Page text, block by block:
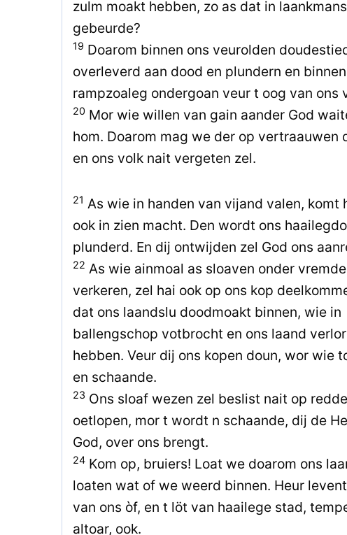
zulm moakt hebben, zo as dat in
gebeurde?
19 Doarom binnen ons veurolden
overleverd aan dood en plundern en
rampzoaleg ondergoan veur t oog van ons
20 Mor wie willen van gain aander God
hom. Doarom mag we der op vertraauwen
en ons volk nait vergeten zel.
21 As wie in handen van vijand valen, komt
ook in zien macht. Den wordt ons
plunderd. En dij ontwijden zel God ons
22 As wie ainmoal as sloaven onder
verkeren, zel hai ook op ons kop
dat ons laandslu doodmoakt binnen, wie in
ballengschop votbrocht en ons laand
hebben. Veur dij ons kopen doun, wor wie
en schaande.
23 Ons sloaf wezen zel beslist nait op
oetlopen, mor t wordt n schaande, dij de
God, over ons brengt.
24 Kom op, bruiers! Loat we doarom ons
loaten wat of we weerd binnen. Heur
van ons òf, en t löt van haailege stad,
altoar, ook.